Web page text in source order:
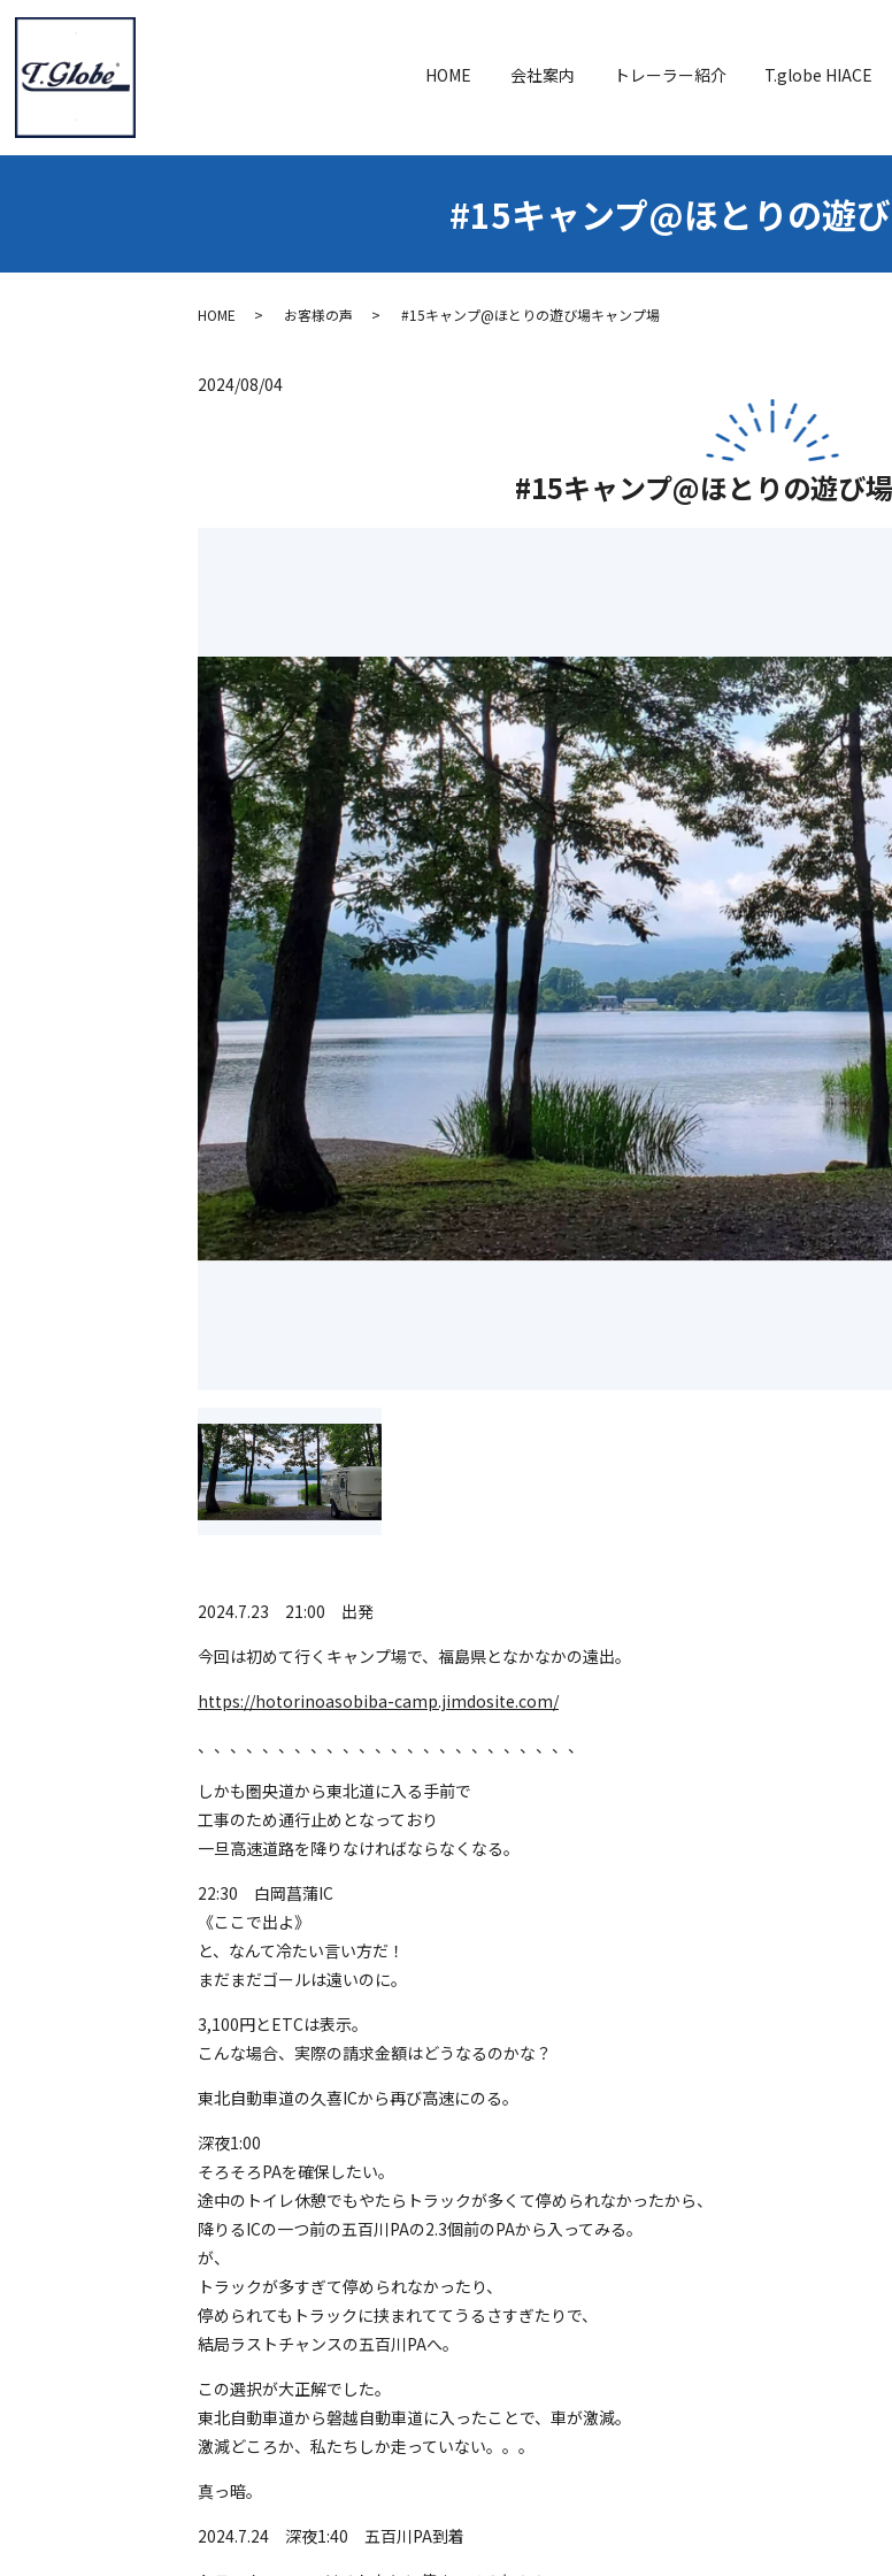
HOME 会社案内 トレーラー紹介 T.globe HIACE
#15キャンプ@ほとりの遊
HOME お客様の声 #15キャンプ@ほとりの遊び場キャンプ場
2024/08/04
#15キャンプ@ほとりの遊び
2024.7.23 21:00 出発
今回は初めて行くキャンプ場で、福島県となかなかの遠出。
https://hotorinoasobiba-camp.jimdosite.com/
、、、、、、、、、、、、、、、、、、、、、、、、
しかも圏央道から東北道に入る手前で
工事のため通行止めとなっており
一旦高速道路を降りなければならなくなる。
22:30 白岡菖蒲IC
《ここで出よ》
と、なんて冷たい言い方だ！
まだまだゴールは遠いのに。
3,100円とETCは表示。
こんな場合、実際の請求金額はどうなるのかな？
東北自動車道の久喜ICから再び高速にのる。
深夜1:00
そろそろPAを確保したい。
途中のトイレ休憩でもやたらトラックが多くて停められなかったから、
降りるICの一つ前の五百川PAの2.3個前のPAから入ってみる。
が、
トラックが多すぎて停められなかったり、
停められてもトラックに挟まれててうるさすぎたりで、
結局ラストチャンスの五百川PAへ。
この選択が大正解でした。
東北自動車道から磐越自動車道に入ったことで、車が激減。
激減どころか、私たちしか走っていない。。。
真っ暗。
2024.7.24 深夜1:40 五百川PA到着